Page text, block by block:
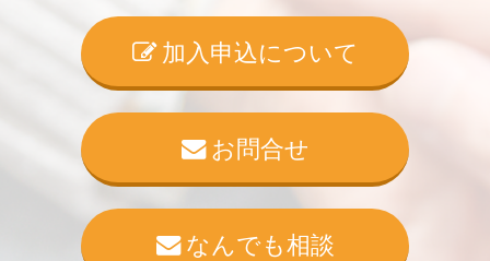
加入申込について
お問合せ
なんでも相談